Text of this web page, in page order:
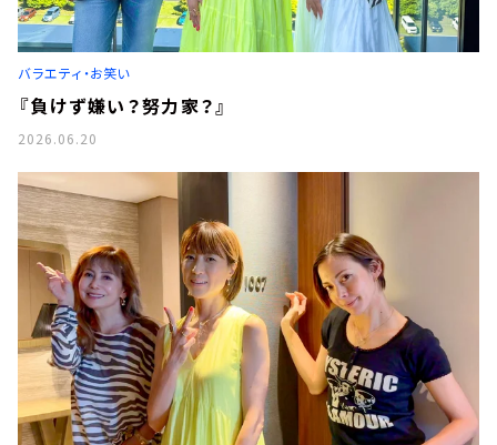
バラエティ・お笑い
『負けず嫌い？努力家？』
2026.06.20